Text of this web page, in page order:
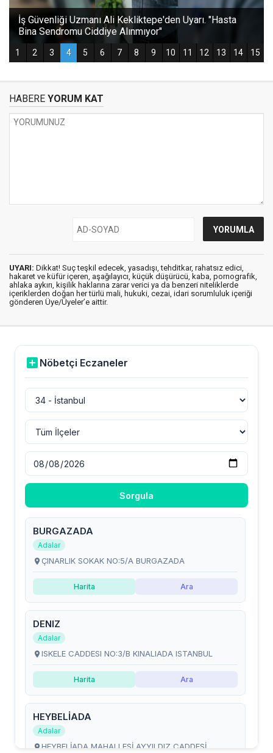
HABERE YORUM KAT
UYARI: Dikkat! Suç teşkil edecek, yasadışı, tehditkar, rahatsız edici,
hakaret ve küfür içeren, aşağılayıcı, küçük düşürücü, kaba, pornografik,
ahlaka aykırı, kişilik haklarına zarar verici ya da benzeri niteliklerde
içeriklerden doğan her türlü mali, hukuki, cezai, idari sorumluluk içeriği
gönderen Üye/Üyeler’e aittir.